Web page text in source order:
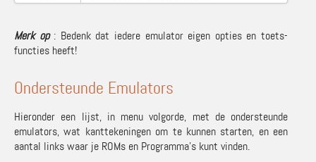
Merk op: Bedenk dat iedere emulator eigen opties en toets-
functies heeft!
Ondersteunde Emulators
Hieronder een lijst, in menu volgorde, met de ondersteunde
emulators, wat kanttekeningen om te kunnen starten, en een
aantal links waar je ROMs en Programma’s kunt vinden.